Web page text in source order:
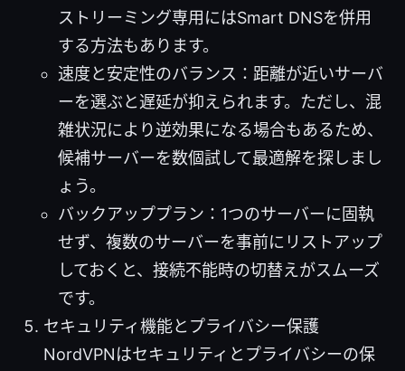
ストリーミング専用にはSmart DNSを併用
する方法もあります。
速度と安定性のバランス：距離が近いサーバ
ーを選ぶと遅延が抑えられます。ただし、混
雑状況により逆効果になる場合もあるため、
候補サーバーを数個試して最適解を探しまし
ょう。
バックアッププラン：1つのサーバーに固執
せず、複数のサーバーを事前にリストアップ
しておくと、接続不能時の切替えがスムーズ
です。
セキュリティ機能とプライバシー保護
NordVPNはセキュリティとプライバシーの保